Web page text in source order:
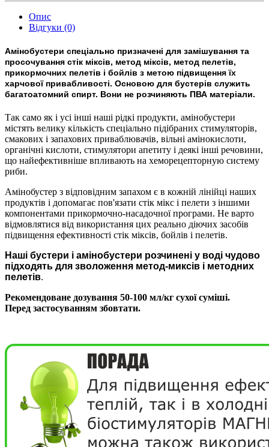
Опис
Відгуки (0)
Амінобустери спеціально призначені для замішування та
просочування стiк міксів, метод міксів, метод пелетів,
прикормочних пелетів і бойлів з метою підвищення їх
харчової привабливості. Основою для бустерів служить
багатоатомний спирт. Вони не розчиняють ПВА матеріали.
Так само як і усі інші наші рідкі продукти, амінобустери
містять велику кількість спеціально підібраних стимуляторів,
смакових і запахових приваблювачiв, вільні амінокислоти,
органічні кислоти, стимулятори апетиту і деякі інші речовини,
що найефективніше впливають на хеморецепторную систему
риби.
Амiнобустер з відповідним запахом є в кожній лінійці наших
продуктів і допомагає пов'язати стiк мікс і пелети з іншими
компонентами прикормочно-насадочної програми. Не варто
відмовлятися від використання цих реально діючих засобів
підвищення ефективності стiк міксів, бойлiв і пелетiв.
Наші бустери і амінобустери розчинені у воді чудово
підходять для зволоження метод-миксів і методних
пелетів.
Рекомендоване дозування 50-100 мл/кг сухої суміші.
Перед застосуванням збовтати.